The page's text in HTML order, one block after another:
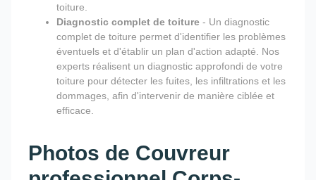
toiture.
Diagnostic complet de toiture - Un diagnostic
complet de toiture permet d'identifier les problèmes
éventuels et d'établir un plan d'action adapté. Nos
experts réalisent un diagnostic approfondi de votre
toiture pour détecter les fuites, les infiltrations et les
dommages, afin d'intervenir de manière ciblée et
efficace.
Photos de Couvreur